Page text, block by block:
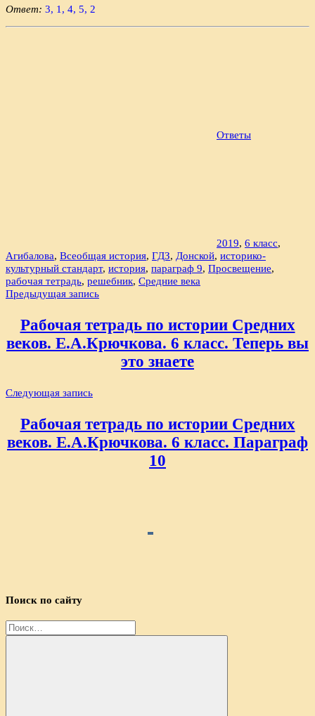
Ответ: 3, 1, 4, 5, 2
Ответы
2019, 6 класс,
Агибалова, Всеобщая история, ГДЗ, Донской, историко-
культурный стандарт, история, параграф 9, Просвещение,
рабочая тетрадь, решебник, Средние века
Навигация
записям
Предыдущая запись
Рабочая тетрадь по истории Средних
веков. Е.А.Крючкова. 6 класс. Теперь вы
это знаете
Следующая запись
Рабочая тетрадь по истории Средних
веков. Е.А.Крючкова. 6 класс. Параграф
10
Поиск по сайту
Найти: